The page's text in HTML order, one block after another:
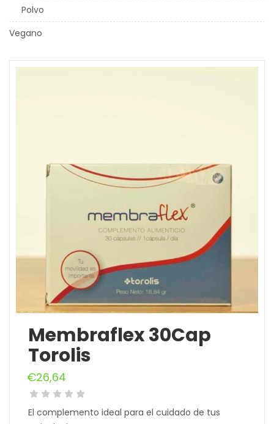
Polvo
Vegano
Membraflex 30Cap
Torolis
€26,64
El complemento ideal para el cuidado de tus